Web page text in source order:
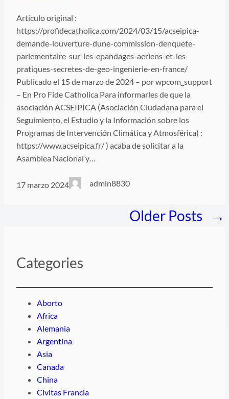
Articulo original :
https://profidecatholica.com/2024/03/15/acseipica-
demande-louverture-dune-commission-denquete-
parlementaire-sur-les-epandages-aeriens-et-les-
pratiques-secretes-de-geo-ingenierie-en-france/
Publicado el 15 de marzo de 2024 – por wpcom_support
– En Pro Fide Catholica Para informarles de que la
asociación ACSEIPICA (Asociación Ciudadana para el
Seguimiento, el Estudio y la Información sobre los
Programas de Intervención Climática y Atmosférica) :
https://www.acseipica.fr/ ) acaba de solicitar a la
Asamblea Nacional y…
17 marzo 2024 admin8830
Older Posts →
Categories
Aborto
Africa
Alemania
Argentina
Asia
Canada
China
Civitas Francia